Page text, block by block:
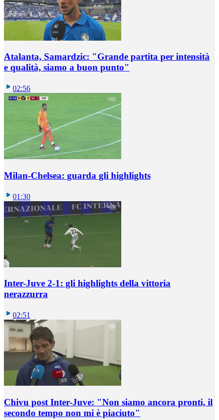
Atalanta, Samardzic: "Grande partita per intensità
e qualità, siamo a buon punto"
02:56
Milan-Chelsea: guarda gli highlights
01:30
Inter-Juve 2-1: gli highlights della vittoria
nerazzurra
02:51
Chivu post Inter-Juve: "Non siamo ancora pronti, il
secondo tempo non mi è piaciuto"